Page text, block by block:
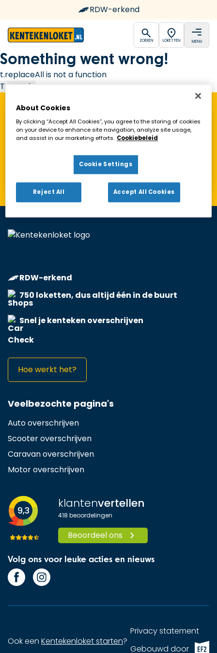
RDW-erkend
open
ZOEKEN LOKETTEN MENU
Something went wrong!
t.replaceAll is not a function
Try again
Vind een Kentekenloket in de buurt!
Toon alleen geopende loketten
RDW-erkend
750 loketten, dus altijd één in de buurt
Snel je kenteken overschrijven
Hoe werkt het?
Veelbezochte pagina's
Auto overschrijven
Scooter overschrijven
Caravan overschrijven
Motor overschrijven
9,3 klantenvertellen
418 beoordelingen
Beoordeel ons
Volg ons voor leuke acties en nieuws
Ook een Kentekenloket starten?
Privacy statement
Gebouwd doorEF2
About Cookies
By clicking “Accept All Cookies”, you agree to the storing of cookies
on your device to enhance site navigation, analyze site usage,
and assist in our marketing efforts. Cookiebeleid
Cookie Settings
Reject All Accept All Cookies